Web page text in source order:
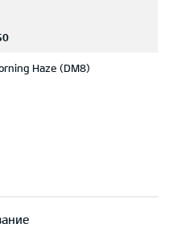
Haze (DM8)